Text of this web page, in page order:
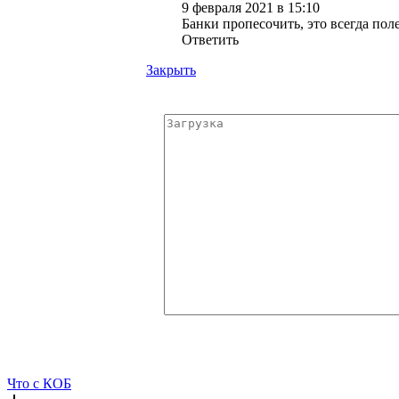
9 февраля 2021 в 15:10
Банки пропесочить, это всегда
Ответить
Закрыть
Что с КОБ